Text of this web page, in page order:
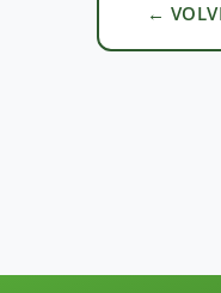
←